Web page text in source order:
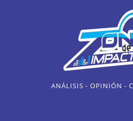
ANÁLISIS - OPINIÓN -